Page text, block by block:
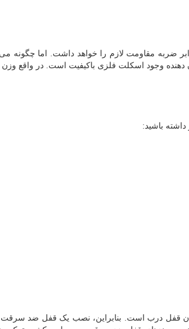
ضربه مقاومت لازم را خواهد داشت. اما چگونه می
دهنده وجود اسکلت فلزی باکیفیت است. در واقع
باشید:
قفل درب است. بنابراین، نصب یک قفل ضد سرقت